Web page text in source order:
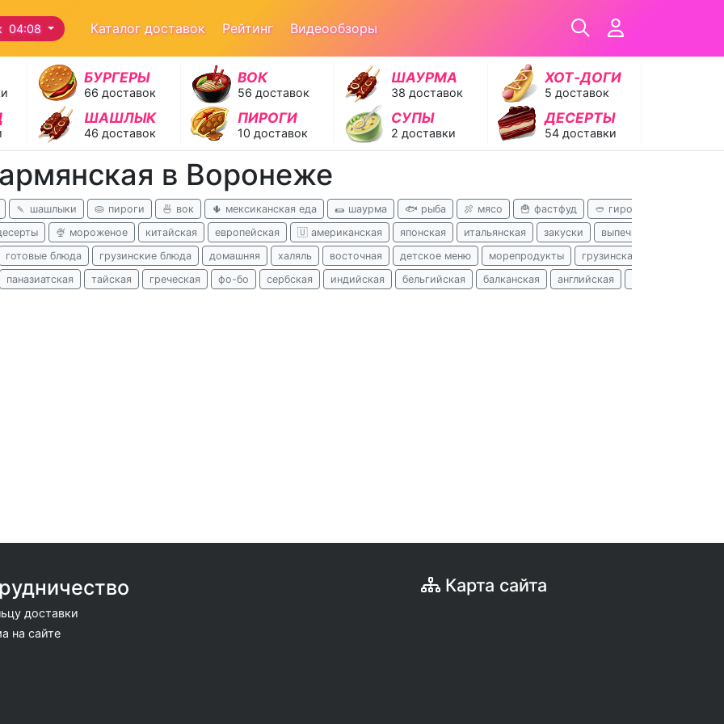
04:08 Каталог доставок Рейтинг Видеообзоры
БУРГЕРЫ
66 доставок
ВОК
56 доставок
ШАУРМА
38 доставок
ХОТ‑ДОГИ
5 доставок
ШАШЛЫК
46 доставок
ПИРОГИ
10 доставок
СУПЫ
2 доставки
ДЕСЕРТЫ
54 доставки
в Воронеже
🍡 шашлыки 🥧 пироги 🍜 вок 🌵 мексиканская еда 🌯 шаурма 🐟 рыба 🍖 мясо 🍟 фастфуд 🥙 гирос
🍨 мороженое китайская европейская 🇺 американская японская итальянская закуски выпечка
готовые блюда
грузинские блюда домашняя халяль восточная детское меню морепродукты грузинская
паназиатская
тайская греческая фо-бо сербская индийская бельгийская балканская английская
доставки
на сайте
Карта сайта